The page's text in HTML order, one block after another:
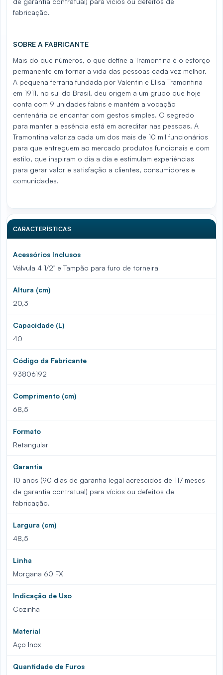
fabricação.
SOBRE A FABRICANTE
Mais do que números, o que define a Tramontina é o esforço
permanente em tornar a vida das pessoas cada vez melhor.
A pequena ferraria fundada por Valentin e Elisa Tramontina
em 1911, no sul do Brasil, deu origem a um grupo que hoje
conta com 9 unidades fabris e mantém a vocação
centenária de encantar com gestos simples. O segredo
para manter a essência está em acreditar nas pessoas. A
Tramontina valoriza cada um dos mais de 10 mil funcionários
para que entreguem ao mercado produtos funcionais e com
estilo, que inspiram o dia a dia e estimulam experiências
para gerar valor e satisfação a clientes, consumidores e
comunidades.
CARACTERÍSTICAS
Acessórios Inclusos
Válvula 4 1/2" e Tampão para furo de torneira
Altura (cm)
20,3
Capacidade (L)
40
Código da Fabricante
93806192
Comprimento (cm)
68,5
Formato
Retangular
Garantia
10 anos (90 dias de garantia legal acrescidos de 117 meses
de garantia contratual) para vícios ou defeitos de
fabricação.
Largura (cm)
48,5
Linha
Morgana 60 FX
Indicação de Uso
Cozinha
Material
Aço Inox
Quantidade de Furos